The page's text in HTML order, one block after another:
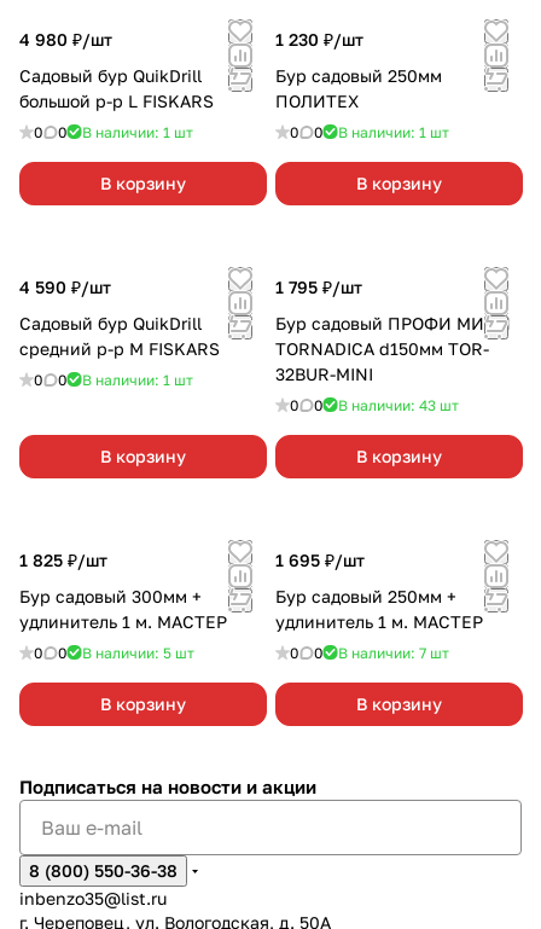
4 980 ₽/шт
Садовый бур QuikDrill
большой р-р L FISKARS
0 0 В наличии: 1 шт
В корзину
1 230 ₽/шт
Бур садовый 250мм
ПОЛИТЕХ
0 0 В наличии: 1 шт
В корзину
4 590 ₽/шт
Садовый бур QuikDrill
средний р-р M FISKARS
0 0 В наличии: 1 шт
В корзину
1 795 ₽/шт
Бур садовый ПРОФИ МИНИ
TORNADICA d150мм TOR-
32BUR-MINI
0 0 В наличии: 43 шт
В корзину
1 825 ₽/шт
Бур садовый 300мм +
удлинитель 1 м. МАСТЕР
0 0 В наличии: 5 шт
В корзину
1 695 ₽/шт
Бур садовый 250мм +
удлинитель 1 м. МАСТЕР
0 0 В наличии: 7 шт
В корзину
Подписаться на новости и акции
8 (800) 550-36-38
inbenzo35@list.ru
г. Череповец, ул. Вологодская, д. 50А